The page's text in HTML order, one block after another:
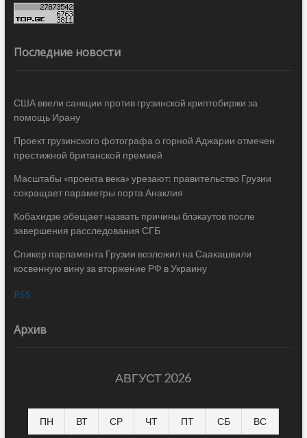
Последние новости
США ввели санкции против грузинской криптобиржи за
помощь Ирану
Проект грузинского фотографа о горной Аджарии отмечен
престижной британской премией
Масштабы «проекта века» урезают: правительство Грузии
сокращает параметры порта Анаклия
Кобахидзе обещает назвать причины блэкаутов после
завершения расследования СГБ
Спикер парламента Грузии возложил на Саакашвили
косвенную вину за вторжение РФ в Украину
RSS
Архив
АВГУСТ 2026
ПН ВТ СР ЧТ ПТ СБ ВС